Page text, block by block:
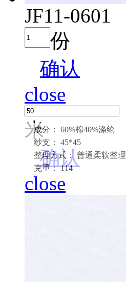
成分： 60%棉40%涤纶
纱支： 45*45
整理方式： 普通柔软整理
克重： 114
JF11-0601
份
确认
close
米
确认
close